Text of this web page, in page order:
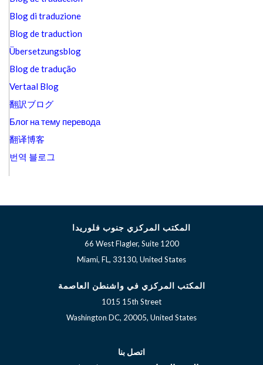
Blog di traduzione
Blog de traduction
Übersetzungsblog
Blog de tradução
Vertaal Blog
翻訳ブログ
Блог на тему перевода
翻译博客
번역 블로그
المكتب المركزي جنوب فلوريدا
66 West Flagler, Suite 1200
Miami, FL, 33130, United States
المكتب المركزي في واشنطن العاصمة
1015 15th Street
Washington DC, 20005, United States
اتصل بنا